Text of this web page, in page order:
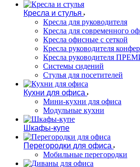
Кресла и стулья
Кресла для руководителя
Кресла для современного
Кресла офисные с сеткой
Кресла руководителя
Кресла руководителя
Системы сидений
Стулья для посетителей
Кухни для офиса
Мини-кухни для офиса
Модульные кухни
Шкафы-купе
Перегородки для офиса
Мобильные перегородки